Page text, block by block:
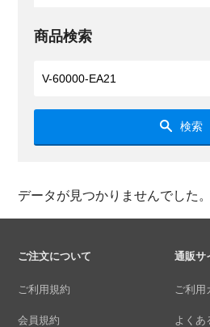
商品検索
検索
データが見つかりませんでした。
ご注文について
ご利用規約
会員規約
通販サ
ご利用
よくあ